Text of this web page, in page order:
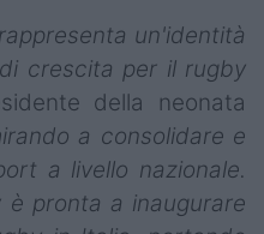
un'identità
crescita per il rugby
della neonata
a consolidare e
a livello nazionale.
è pronta a inaugurare